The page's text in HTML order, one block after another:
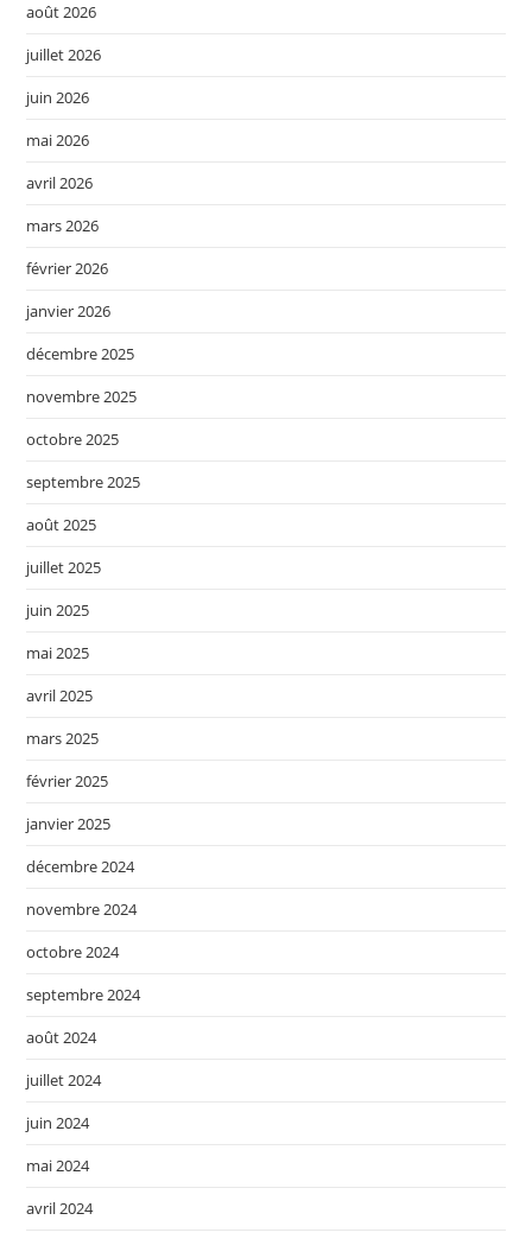
août 2026
juillet 2026
juin 2026
mai 2026
avril 2026
mars 2026
février 2026
janvier 2026
décembre 2025
novembre 2025
octobre 2025
septembre 2025
août 2025
juillet 2025
juin 2025
mai 2025
avril 2025
mars 2025
février 2025
janvier 2025
décembre 2024
novembre 2024
octobre 2024
septembre 2024
août 2024
juillet 2024
juin 2024
mai 2024
avril 2024